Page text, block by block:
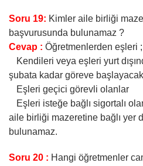
Soru 19: Kimler aile birliği
başvurusunda bulunamaz ?
Cevap : Öğretmenlerden eşleri ;
Kendileri veya eşleri yurt
şubata kadar göreve
Eşleri geçici görevli olanlar
Eşleri isteğe bağlı sigortalı
aile birliği mazeretine bağlı yer
bulunamaz.
Soru 20 : Hangi öğretmenler